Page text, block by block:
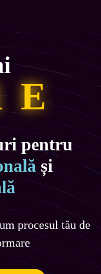
pentru
și
procesul tău de